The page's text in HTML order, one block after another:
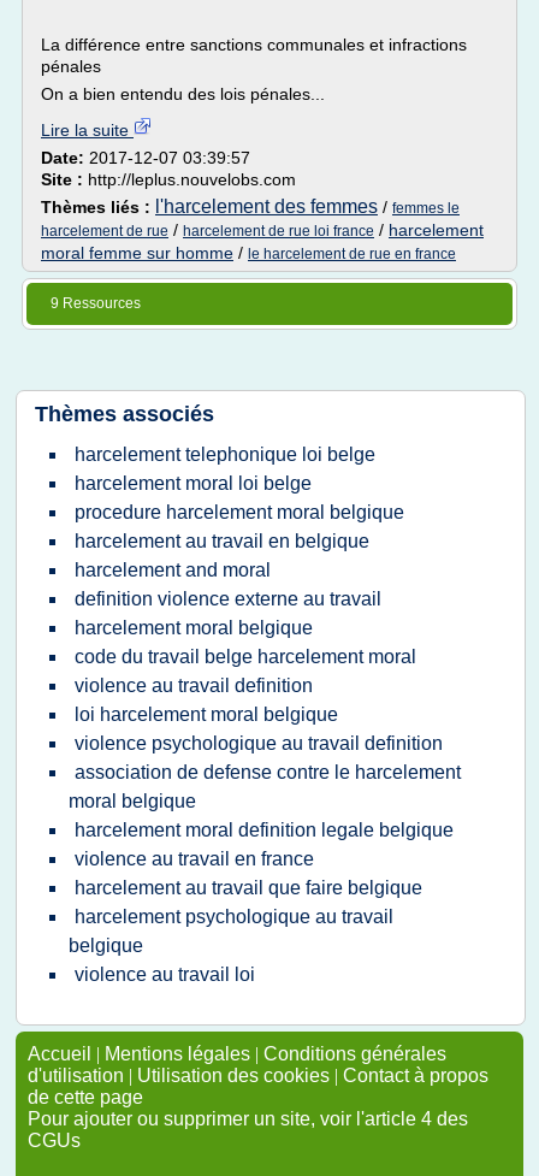
La différence entre sanctions communales et infractions
pénales
On a bien entendu des lois pénales...
Lire la suite
Date: 2017-12-07 03:39:57
Site : http://leplus.nouvelobs.com
Thèmes liés : l'harcelement des femmes / femmes le
harcelement de rue / harcelement de rue loi france / harcelement
moral femme sur homme / le harcelement de rue en france
9 Ressources
Thèmes associés
harcelement telephonique loi belge
harcelement moral loi belge
procedure harcelement moral belgique
harcelement au travail en belgique
harcelement and moral
definition violence externe au travail
harcelement moral belgique
code du travail belge harcelement moral
violence au travail definition
loi harcelement moral belgique
violence psychologique au travail definition
association de defense contre le harcelement
moral belgique
harcelement moral definition legale belgique
violence au travail en france
harcelement au travail que faire belgique
harcelement psychologique au travail
belgique
violence au travail loi
Accueil | Mentions légales | Conditions générales
d'utilisation | Utilisation des cookies | Contact à propos
de cette page
Pour ajouter ou supprimer un site, voir l'article 4 des
CGUs